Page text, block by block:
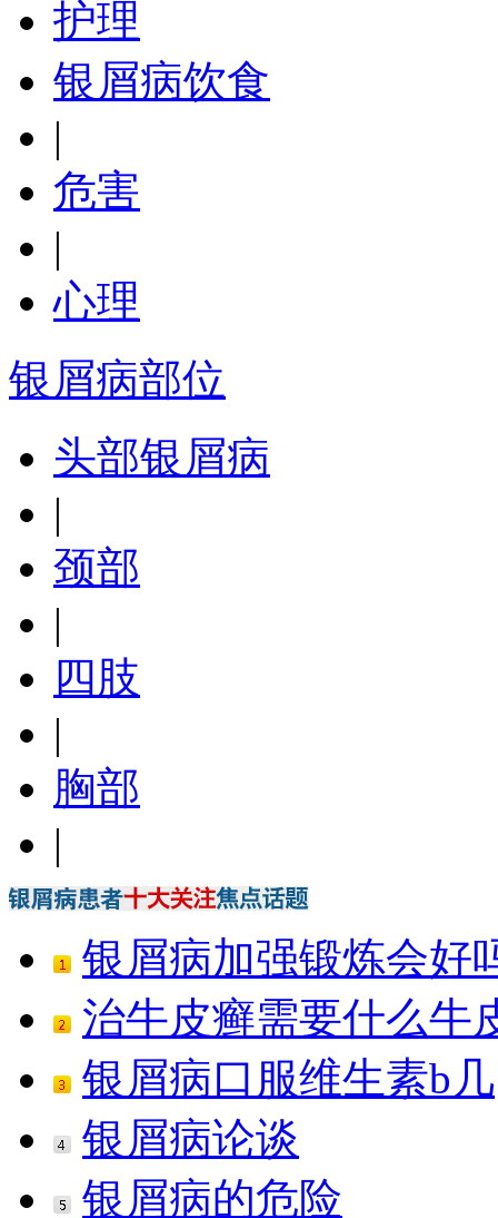
护理
银屑病饮食
|
危害
|
心理
银屑病部位
头部银屑病
|
颈部
|
四肢
|
胸部
|
银屑病加强锻炼会好
治牛皮癣需要什么牛
银屑病口服维生素b几
银屑病论谈
银屑病的危险